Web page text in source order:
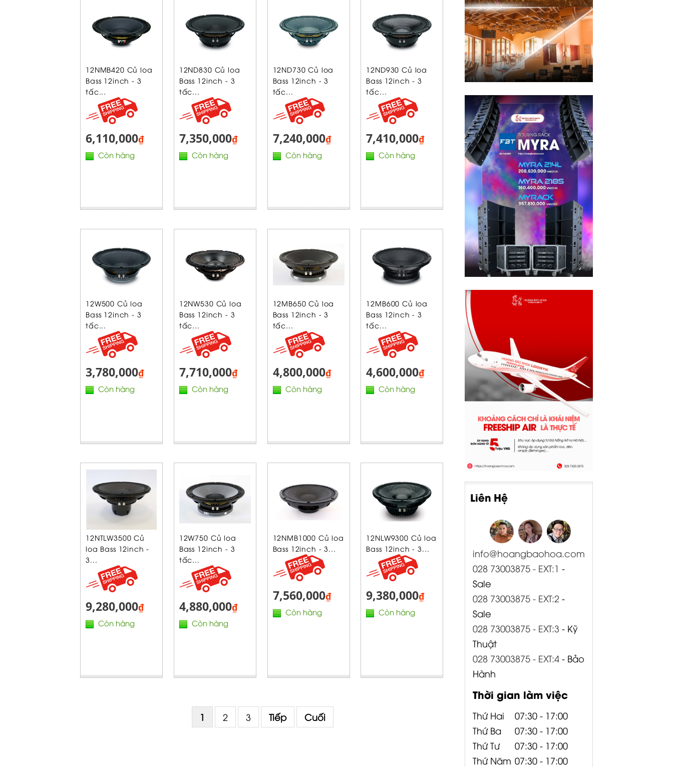
12NMB420 Củ loa
Bass 12inch - 3
tấc...
6,110,000₫
Còn hàng
12ND830 Củ loa
Bass 12inch - 3
tấc...
7,350,000₫
Còn hàng
12ND730 Củ loa
Bass 12inch - 3
tấc...
7,240,000₫
Còn hàng
12ND930 Củ loa
Bass 12inch - 3
tấc...
7,410,000₫
Còn hàng
12W500 Củ loa
Bass 12inch - 3
tấc...
3,780,000₫
Còn hàng
12NW530 Củ loa
Bass 12inch - 3
tấc...
7,710,000₫
Còn hàng
12MB650 Củ loa
Bass 12inch - 3
tấc...
4,800,000₫
Còn hàng
12MB600 Củ loa
Bass 12inch - 3
tấc...
4,600,000₫
Còn hàng
12NTLW3500 Củ
loa Bass 12inch -
3...
9,280,000₫
Còn hàng
12W750 Củ loa
Bass 12inch - 3
tấc...
4,880,000₫
Còn hàng
12NMB1000 Củ loa
Bass 12inch - 3...
7,560,000₫
Còn hàng
12NLW9300 Củ loa
Bass 12inch - 3...
9,380,000₫
Còn hàng
1 2 3 Tiếp Cuối
Liên Hệ
info@hoangbaohoa.com
028 73003875 - EXT:1 -
Sale
028 73003875 - EXT:2 -
Sale
028 73003875 - EXT:3 - Kỹ
Thuật
028 73003875 - EXT:4 - Bảo
Hành
Thời gian làm việc
Thứ Hai
07:30 - 17:00
Thứ Ba
07:30 - 17:00
Thứ Tư
07:30 - 17:00
Thứ Năm 07:30 - 17:00